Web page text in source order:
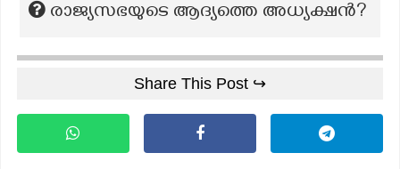
രാജ്യസഭയുടെ ആദ്യത്തെ അധ്യക്ഷൻ?
Share This Post ↪